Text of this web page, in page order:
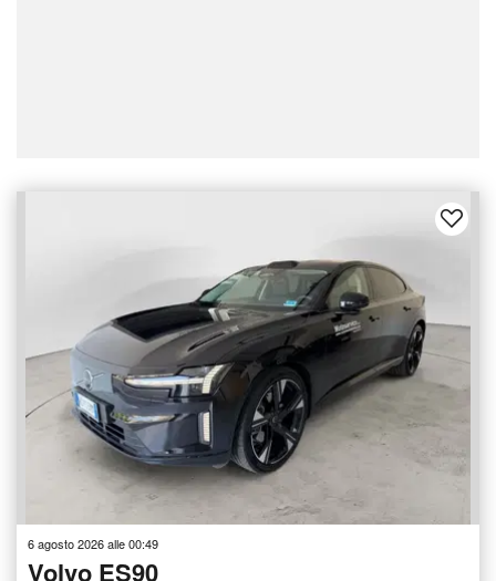
6 agosto 2026 alle 00:49
Volvo ES90